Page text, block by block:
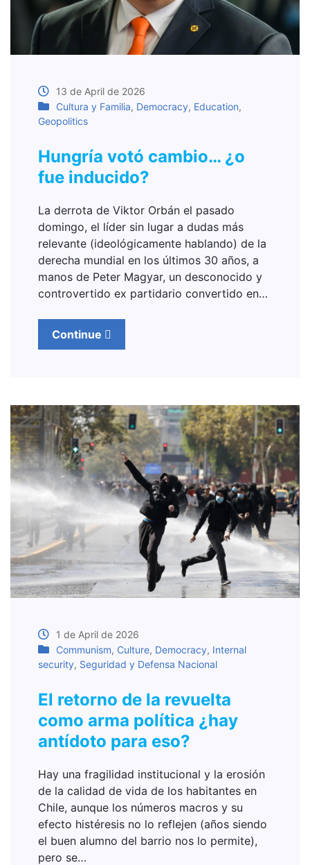
13 de April de 2026
Cultura y Familia, Democracy, Education,
Geopolitics
Hungría votó cambio… ¿o
fue inducido?
La derrota de Viktor Orbán el pasado
domingo, el líder sin lugar a dudas más
relevante (ideológicamente hablando) de la
derecha mundial en los últimos 30 años, a
manos de Peter Magyar, un desconocido y
controvertido ex partidario convertido en…
Continue
1 de April de 2026
Communism, Culture, Democracy, Internal
security, Seguridad y Defensa Nacional
El retorno de la revuelta
como arma política ¿hay
antídoto para eso?
Hay una fragilidad institucional y la erosión
de la calidad de vida de los habitantes en
Chile, aunque los números macros y su
efecto histéresis no lo reflejen (años siendo
el buen alumno del barrio nos lo permite),
pero se…